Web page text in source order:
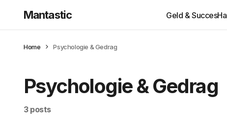
Mantastic Geld & Succes
Home Psychologie & Gedrag
Psychologie & Gedrag
3 posts